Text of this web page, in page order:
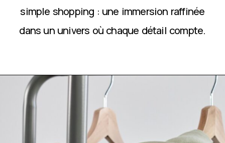
simple shopping : une immersion raffinée
dans un univers où chaque détail compte.